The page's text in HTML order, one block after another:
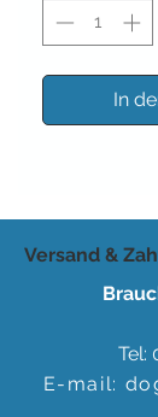
In
Versand &
Tel:
E-mail: